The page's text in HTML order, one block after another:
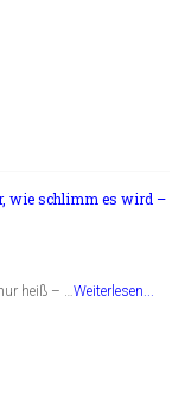
wie schlimm es wird –
heiß – …Weiterlesen...